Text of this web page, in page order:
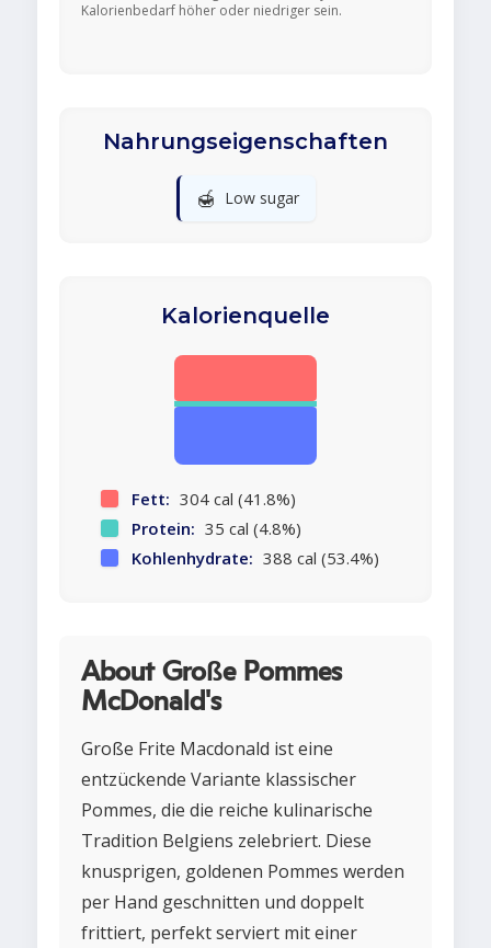
Kalorienbedarf höher oder niedriger sein.
Nahrungseigenschaften
🍯 Low sugar
Kalorienquelle
Fett: 304 cal (41.8%)
Protein: 35 cal (4.8%)
Kohlenhydrate: 388 cal (53.4%)
About Große Pommes
McDonald's
Große Frite Macdonald ist eine
entzückende Variante klassischer
Pommes, die die reiche kulinarische
Tradition Belgiens zelebriert. Diese
knusprigen, goldenen Pommes werden
per Hand geschnitten und doppelt
frittiert, perfekt serviert mit einer